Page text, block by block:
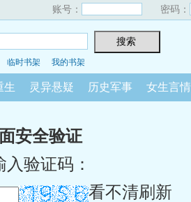
账号： 密码：
临时书架 我的书架
生 灵异悬疑 历史军事 女生言情
安全验证
入验证码：
看不清刷新